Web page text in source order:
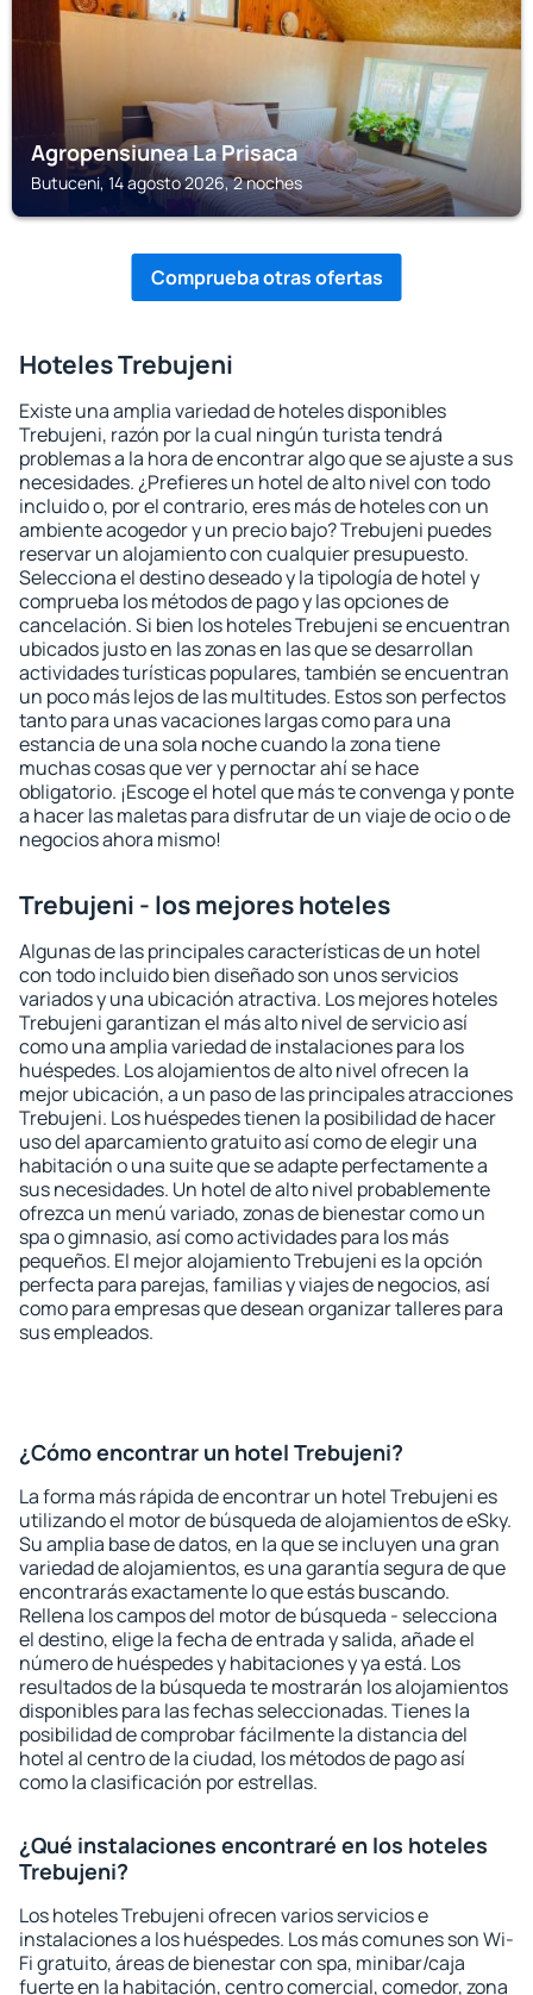
Agropensiunea La Prisaca
Butuceni, 14 agosto 2026, 2 noches
Comprueba otras ofertas
Hoteles Trebujeni
Existe una amplia variedad de hoteles disponibles
Trebujeni, razón por la cual ningún turista tendrá
problemas a la hora de encontrar algo que se ajuste a sus
necesidades. ¿Prefieres un hotel de alto nivel con todo
incluido o, por el contrario, eres más de hoteles con un
ambiente acogedor y un precio bajo? Trebujeni puedes
reservar un alojamiento con cualquier presupuesto.
Selecciona el destino deseado y la tipología de hotel y
comprueba los métodos de pago y las opciones de
cancelación. Si bien los hoteles Trebujeni se encuentran
ubicados justo en las zonas en las que se desarrollan
actividades turísticas populares, también se encuentran
un poco más lejos de las multitudes. Estos son perfectos
tanto para unas vacaciones largas como para una
estancia de una sola noche cuando la zona tiene
muchas cosas que ver y pernoctar ahí se hace
obligatorio. ¡Escoge el hotel que más te convenga y ponte
a hacer las maletas para disfrutar de un viaje de ocio o de
negocios ahora mismo!
Trebujeni - los mejores hoteles
Algunas de las principales características de un hotel
con todo incluido bien diseñado son unos servicios
variados y una ubicación atractiva. Los mejores hoteles
Trebujeni garantizan el más alto nivel de servicio así
como una amplia variedad de instalaciones para los
huéspedes. Los alojamientos de alto nivel ofrecen la
mejor ubicación, a un paso de las principales atracciones
Trebujeni. Los huéspedes tienen la posibilidad de hacer
uso del aparcamiento gratuito así como de elegir una
habitación o una suite que se adapte perfectamente a
sus necesidades. Un hotel de alto nivel probablemente
ofrezca un menú variado, zonas de bienestar como un
spa o gimnasio, así como actividades para los más
pequeños. El mejor alojamiento Trebujeni es la opción
perfecta para parejas, familias y viajes de negocios, así
como para empresas que desean organizar talleres para
sus empleados.
¿Cómo encontrar un hotel Trebujeni?
La forma más rápida de encontrar un hotel Trebujeni es
utilizando el motor de búsqueda de alojamientos de eSky.
Su amplia base de datos, en la que se incluyen una gran
variedad de alojamientos, es una garantía segura de que
encontrarás exactamente lo que estás buscando.
Rellena los campos del motor de búsqueda - selecciona
el destino, elige la fecha de entrada y salida, añade el
número de huéspedes y habitaciones y ya está. Los
resultados de la búsqueda te mostrarán los alojamientos
disponibles para las fechas seleccionadas. Tienes la
posibilidad de comprobar fácilmente la distancia del
hotel al centro de la ciudad, los métodos de pago así
como la clasificación por estrellas.
¿Qué instalaciones encontraré en los hoteles
Trebujeni?
Los hoteles Trebujeni ofrecen varios servicios e
instalaciones a los huéspedes. Los más comunes son Wi-
Fi gratuito, áreas de bienestar con spa, minibar/caja
fuerte en la habitación, centro comercial, comedor, zona